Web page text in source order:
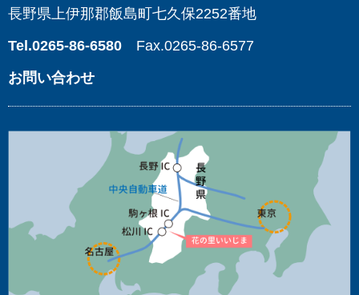
長野県上伊那郡飯島町七久保2252番地
Tel.0265-86-6580 Fax.0265-86-6577
お問い合わせ